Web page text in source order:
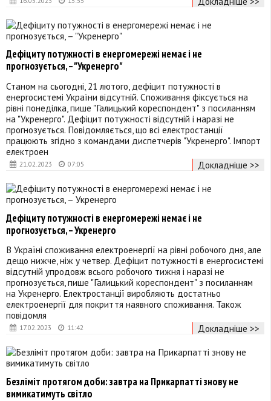
21.02.2023 07:05
Дефіциту потужності в енергомережі немає і не
прогнозується, – "Укренерго"
Станом на сьогодні, 21 лютого, дефіцит потужності в
енергосистемі України відсутній. Споживання фіксується на
рівні понеділка, пише "Галицький кореспондент" з посиланням
на "Укренерго". Дефіцит потужності відсутній і наразі не
прогнозується. Повідомляється, що всі електростанції
працюють згідно з командами диспетчерів "Укренерго". Імпорт
електроен
Докладніше >>
17.02.2023 11:42
Дефіциту потужності в енергомережі немає і не
прогнозується, – Укренерго
В Україні споживання електроенергії на рівні робочого дня, але
дещо нижче, ніж у четвер. Дефіцит потужності в енергосистемі
відсутній упродовж всього робочого тижня і наразі не
прогнозується, пише "Галицький кореспондент" з посиланням
на Укренерго. Електростанції виробляють достатньо
електроенергії для покриття наявного споживання. Також
повідомля
Докладніше >>
Безліміт протягом доби: завтра на Прикарпатті знову не
вимикатимуть світло